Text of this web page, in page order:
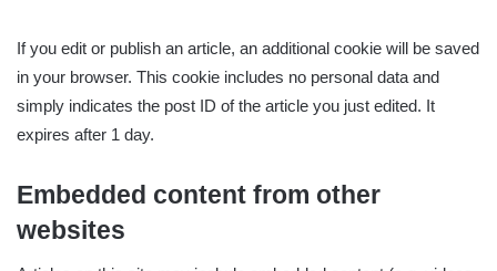
If you edit or publish an article, an additional cookie will be saved
in your browser. This cookie includes no personal data and
simply indicates the post ID of the article you just edited. It
expires after 1 day.
Embedded content from other
websites